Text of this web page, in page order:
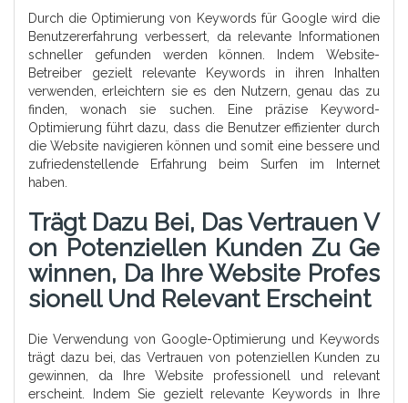
Durch die Optimierung von Keywords für Google wird die
Benutzererfahrung verbessert, da relevante Informationen
schneller gefunden werden können. Indem Website-
Betreiber gezielt relevante Keywords in ihren Inhalten
verwenden, erleichtern sie es den Nutzern, genau das zu
finden, wonach sie suchen. Eine präzise Keyword-
Optimierung führt dazu, dass die Benutzer effizienter durch
die Website navigieren können und somit eine bessere und
zufriedenstellende Erfahrung beim Surfen im Internet
haben.
Trägt Dazu Bei, Das Vertrauen V
On Potenziellen Kunden Zu Ge
Winnen, Da Ihre Website Profes
Sionell Und Relevant Erscheint
Die Verwendung von Google-Optimierung und Keywords
trägt dazu bei, das Vertrauen von potenziellen Kunden zu
gewinnen, da Ihre Website professionell und relevant
erscheint. Indem Sie gezielt relevante Keywords in Ihre